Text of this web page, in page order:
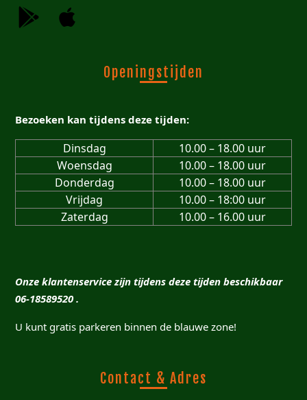
Openingstijden
Bezoeken kan tijdens deze tijden:
Dinsdag
10.00 – 18.00 uur
Woensdag
10.00 – 18.00 uur
Donderdag
10.00 – 18.00 uur
Vrijdag
10.00 – 18:00 uur
Zaterdag
10.00 – 16.00 uur
Onze klantenservice zijn tijdens deze tijden beschikbaar
06-18589520 .
U kunt gratis parkeren binnen de blauwe zone!
Contact & Adres